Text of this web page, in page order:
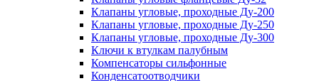
Клапаны угловые, проходные Ду-200
Клапаны угловые, проходные Ду-250
Клапаны угловые, проходные Ду-300
Ключи к втулкам палубным
Компенсаторы сильфонные
Конденсатоотводчики